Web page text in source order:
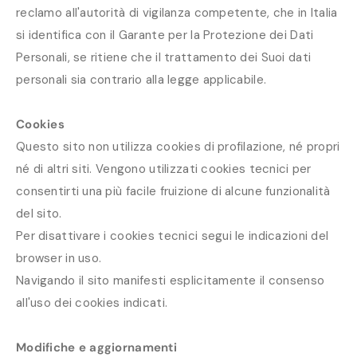
reclamo all'autorità di vigilanza competente, che in Italia
si identifica con il Garante per la Protezione dei Dati
Personali, se ritiene che il trattamento dei Suoi dati
personali sia contrario alla legge applicabile.
Cookies
Questo sito non utilizza cookies di profilazione, né propri
né di altri siti. Vengono utilizzati cookies tecnici per
consentirti una più facile fruizione di alcune funzionalità
del sito.
Per disattivare i cookies tecnici segui le indicazioni del
browser in uso.
Navigando il sito manifesti esplicitamente il consenso
all'uso dei cookies indicati.
Modifiche e aggiornamenti